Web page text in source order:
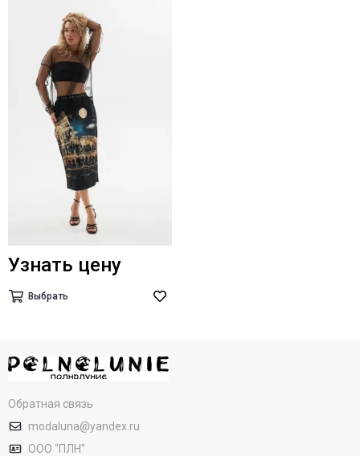
Узнать цену
Выбрать
Обратная связь
modaluna@yandex.ru
ООО "ПЛН"